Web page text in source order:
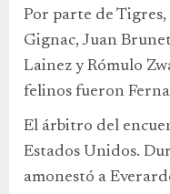
Por parte de
Gignac, Juan
Lainez y Rómulo
felinos fueron
El árbitro del
Estados Unidos.
amonestó a